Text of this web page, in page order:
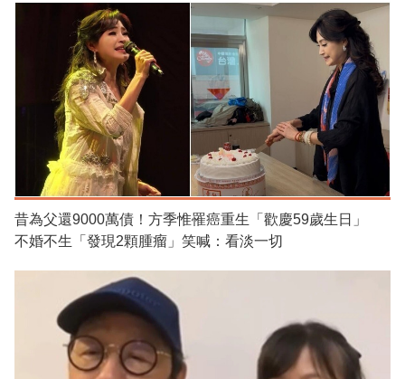
昔為父還9000萬債！方季惟罹癌重生「歡慶59歲生日」
不婚不生「發現2顆腫瘤」笑喊：看淡一切